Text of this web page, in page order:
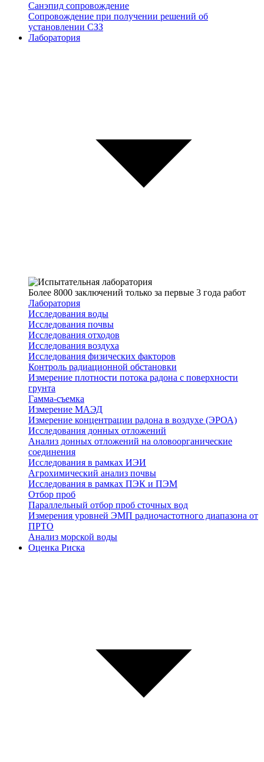
Санэпид сопровождение
Сопровождение при получении решений об
установлении СЗЗ
Лаборатория
Более 8000 заключений только за первые 3 года работ
Лаборатория
Исследования воды
Исследования почвы
Исследования отходов
Исследования воздуха
Исследования физических факторов
Контроль радиационной обстановки
Измерение плотности потока радона с поверхности
грунта
Гамма-съемка
Измерение МАЭД
Измерение концентрации радона в воздухе (ЭРОА)
Исследования донных отложений
Анализ донных отложений на оловоорганические
соединения
Исследования в рамках ИЭИ
Агрохимический анализ почвы
Исследования в рамках ПЭК и ПЭМ
Отбор проб
Параллельный отбор проб сточных вод
Измерения уровней ЭМП радиочастотного диапазона от
ПРТО
Анализ морской воды
Оценка Риска